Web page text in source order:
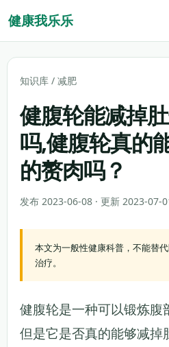
健康我乐乐
知识库 / 减肥
健腹轮能减掉
吗,健腹轮真的
的赘肉吗？
发布 2023-06-08 · 更新 2023-07-
本文为一般性健康科普，不能替
治疗。
健腹轮是一种可以锻炼腹
但是它是否真的能够减掉